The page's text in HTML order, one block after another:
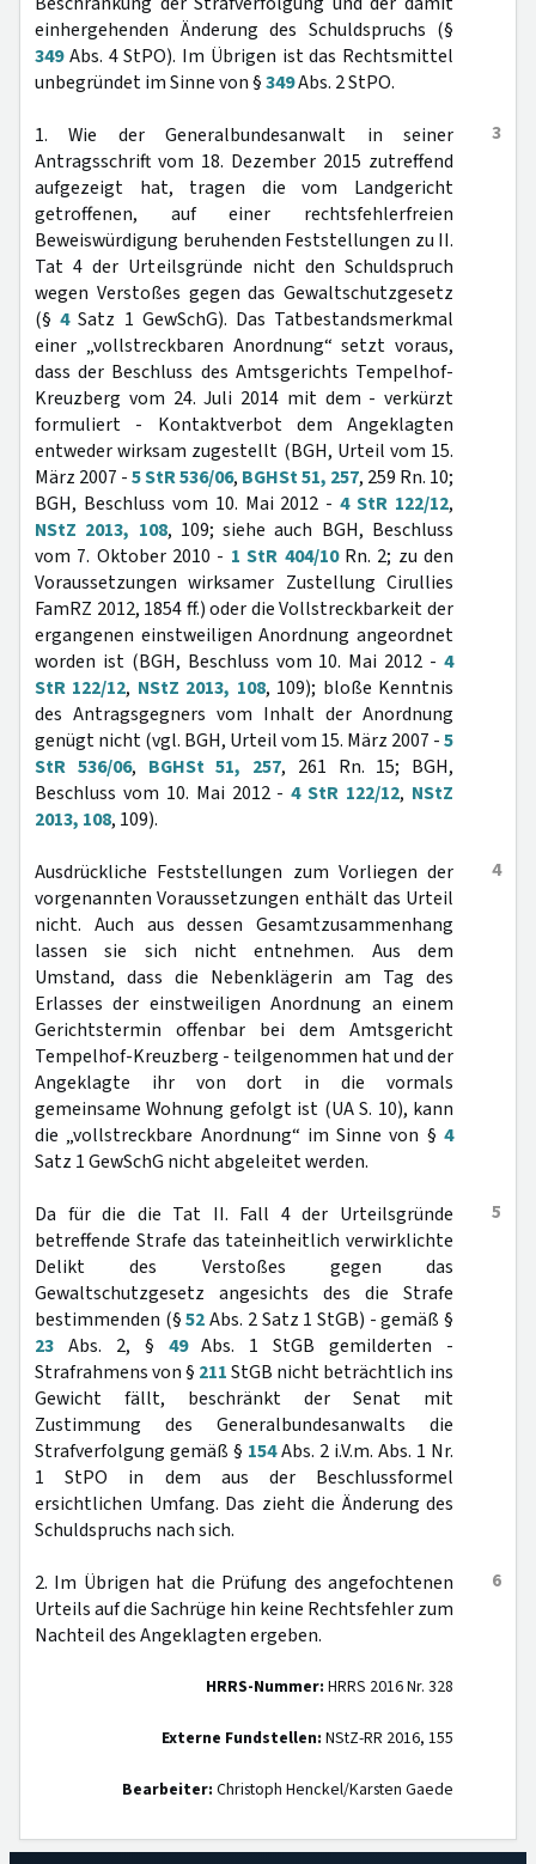
einhergehenden Änderung des Schuldspruchs (§
349Abs. 4 StPO). Im Übrigen ist das Rechtsmittel
unbegründet im Sinne von §349Abs. 2 StPO.
3
1. Wie der Generalbundesanwalt in seiner
Antragsschrift vom 18. Dezember 2015 zutreffend
aufgezeigt hat, tragen die vom Landgericht
getroffenen, auf einer rechtsfehlerfreien
Beweiswürdigung beruhenden Feststellungen zu II.
Tat 4 der Urteilsgründe nicht den Schuldspruch
wegen Verstoßes gegen das Gewaltschutzgesetz
(§4Satz 1 GewSchG). Das Tatbestandsmerkmal
einer „vollstreckbaren Anordnung“ setzt voraus,
dass der Beschluss des Amtsgerichts Tempelhof-
Kreuzberg vom 24. Juli 2014 mit dem - verkürzt
formuliert - Kontaktverbot dem Angeklagten
entweder wirksam zugestellt (BGH, Urteil vom 15.
März 2007 -5 StR 536/06, BGHSt 51, 257, 259 Rn. 10;
BGH, Beschluss vom 10. Mai 2012 -4 StR 122/12,
NStZ 2013, 108, 109; siehe auch BGH, Beschluss
vom 7. Oktober 2010 - 1 StR 404/10Rn. 2; zu den
Voraussetzungen wirksamer Zustellung Cirullies
FamRZ 2012, 1854 ff.) oder die Vollstreckbarkeit der
ergangenen einstweiligen Anordnung angeordnet
worden ist (BGH, Beschluss vom 10. Mai 2012 - 4
StR 122/12, NStZ 2013, 108, 109); bloße Kenntnis
des Antragsgegners vom Inhalt der Anordnung
genügt nicht (vgl. BGH, Urteil vom 15. März 2007 -5
StR 536/06, BGHSt 51, 257, 261 Rn. 15; BGH,
Beschluss vom 10. Mai 2012 -4 StR 122/12, NStZ
2013, 108, 109).
4
Ausdrückliche Feststellungen zum Vorliegen der
vorgenannten Voraussetzungen enthält das Urteil
nicht. Auch aus dessen Gesamtzusammenhang
lassen sie sich nicht entnehmen. Aus dem
Umstand, dass die Nebenklägerin am Tag des
Erlasses der einstweiligen Anordnung an einem
Gerichtstermin offenbar bei dem Amtsgericht
Tempelhof-Kreuzberg - teilgenommen hat und der
Angeklagte ihr von dort in die vormals
gemeinsame Wohnung gefolgt ist (UA S. 10), kann
die „vollstreckbare Anordnung“ im Sinne von § 4
Satz 1 GewSchG nicht abgeleitet werden.
5
Da für die die Tat II. Fall 4 der Urteilsgründe
betreffende Strafe das tateinheitlich verwirklichte
Delikt des Verstoßes gegen das
Gewaltschutzgesetz angesichts des die Strafe
bestimmenden (§52Abs. 2 Satz 1 StGB) - gemäß §
23 Abs. 2, § 49Abs. 1 StGB gemilderten -
Strafrahmens von § 211StGB nicht beträchtlich ins
Gewicht fällt, beschränkt der Senat mit
Zustimmung des Generalbundesanwalts die
Strafverfolgung gemäß § 154Abs. 2 i.V.m. Abs. 1 Nr.
1 StPO in dem aus der Beschlussformel
ersichtlichen Umfang. Das zieht die Änderung des
Schuldspruchs nach sich.
6
2. Im Übrigen hat die Prüfung des angefochtenen
Urteils auf die Sachrüge hin keine Rechtsfehler zum
Nachteil des Angeklagten ergeben.
HRRS-Nummer: HRRS 2016 Nr. 328
Externe Fundstellen: NStZ-RR 2016, 155
Bearbeiter: Christoph Henckel/Karsten Gaede